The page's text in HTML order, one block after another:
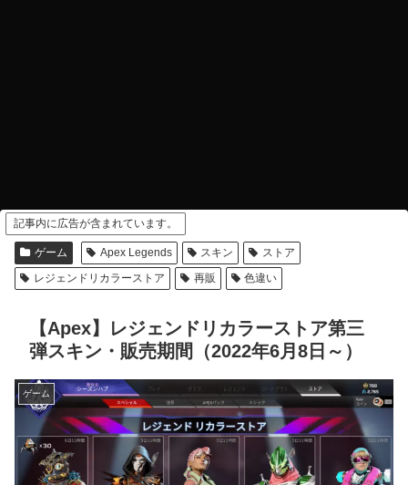
記事内に広告が含まれています。
ゲーム Apex Legends スキン
ストア
レジェンドリカラーストア
再販 色違い
【Apex】レジェンドリカラーストア第三
弾スキン・販売期間（2022年6月8日～）
ゲーム